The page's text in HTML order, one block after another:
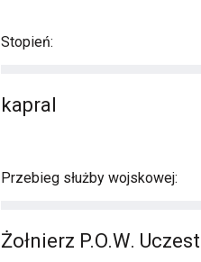
Stopień:
kapral
Przebieg służby wojskowej:
Żołnierz P.O.W.